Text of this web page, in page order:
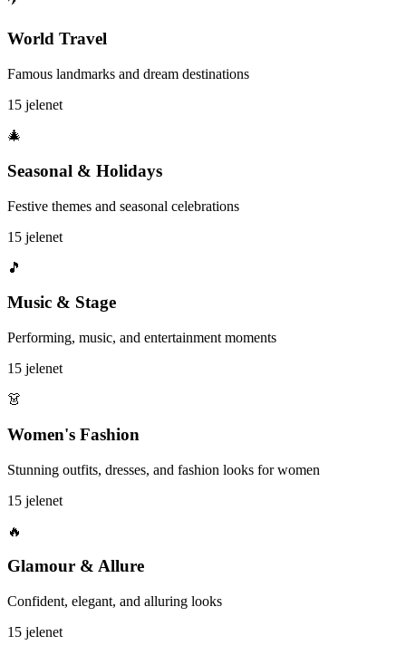
World Travel
Famous landmarks and dream destinations
15 jelenet
🎄
Seasonal & Holidays
Festive themes and seasonal celebrations
15 jelenet
🎵
Music & Stage
Performing, music, and entertainment moments
15 jelenet
👗
Women's Fashion
Stunning outfits, dresses, and fashion looks for women
15 jelenet
🔥
Glamour & Allure
Confident, elegant, and alluring looks
15 jelenet